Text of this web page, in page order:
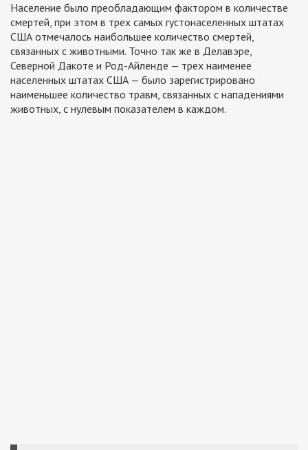
Население было преобладающим фактором в количестве
смертей, при этом в трех самых густонаселенных штатах
США отмечалось наибольшее количество смертей,
связанных с животными. Точно так же в Делавэре,
Северной Дакоте и Род-Айленде — трех наименее
населенных штатах США — было зарегистрировано
наименьшее количество травм, связанных с нападениями
животных, с нулевым показателем в каждом.